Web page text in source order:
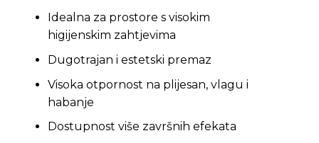
Idealna za prostore s visokim
higijenskim zahtjevima
Dugotrajan i estetski premaz
Visoka otpornost na plijesan, vlagu i
habanje
Dostupnost više završnih efekata